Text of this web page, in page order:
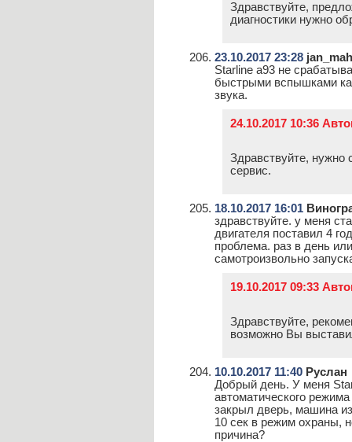
Здравствуйте,
диагностики нужно
23.10.2017 23:28
Starline a93 не
быстрыми вспышками
звука.
24.10.2017 10:36
Здравствуйте, нужно
сервис.
18.10.2017 16:01
здравствуйте. у меня
двигателя поставил 4
проблема. раз в день
самотроизвольно
19.10.2017 09:33
Здравствуйте,
возможно Вы
10.10.2017 11:40 Руслан
Добрый день. У меня
автоматического
закрыл дверь, машина
10 сек в режим охраны,
причина?